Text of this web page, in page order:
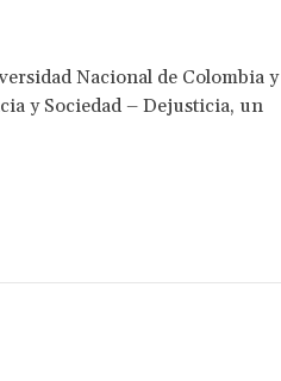
Nacional de Colombia y
y Sociedad – Dejusticia, un